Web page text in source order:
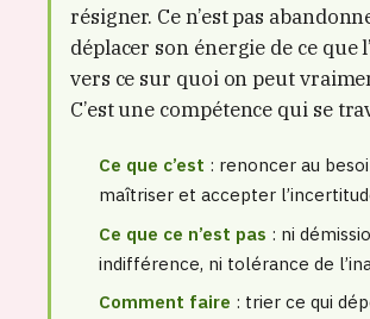
résigner. Ce n’est pas
déplacer son énergie de ce que
vers ce sur quoi on peut
C’est une compétence qui se
Ce que c’est : renoncer au
maîtriser et accepter
Ce que ce n’est pas : ni
indifférence, ni tolérance de
Comment faire : trier ce qui